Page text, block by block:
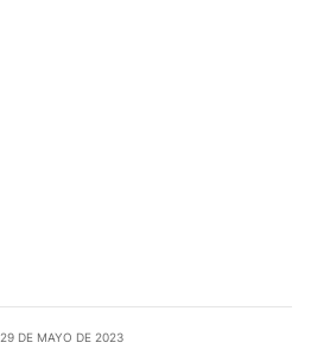
29 DE MAYO DE 2023